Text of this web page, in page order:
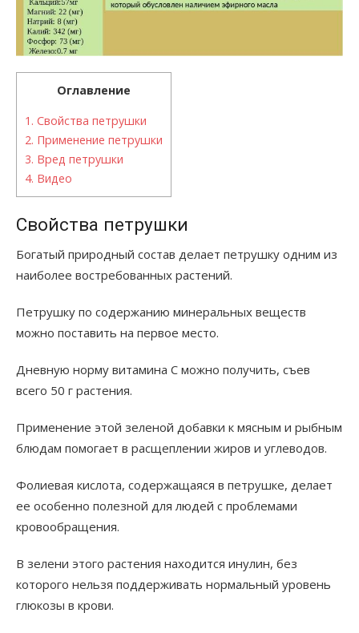
Оглавление
1. Свойства петрушки
2. Применение петрушки
3. Вред петрушки
4. Видео
Свойства петрушки
Богатый природный состав делает петрушку одним из
наиболее востребованных растений.
Петрушку по содержанию минеральных веществ
можно поставить на первое место.
Дневную норму витамина C можно получить, съев
всего 50 г растения.
Применение этой зеленой добавки к мясным и рыбным
блюдам помогает в расщеплении жиров и углеводов.
Фолиевая кислота, содержащаяся в петрушке, делает
ее особенно полезной для людей с проблемами
кровообращения.
В зелени этого растения находится инулин, без
которого нельзя поддерживать нормальный уровень
глюкозы в крови.